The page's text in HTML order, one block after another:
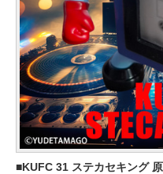
KUFC 31 ステカセキング